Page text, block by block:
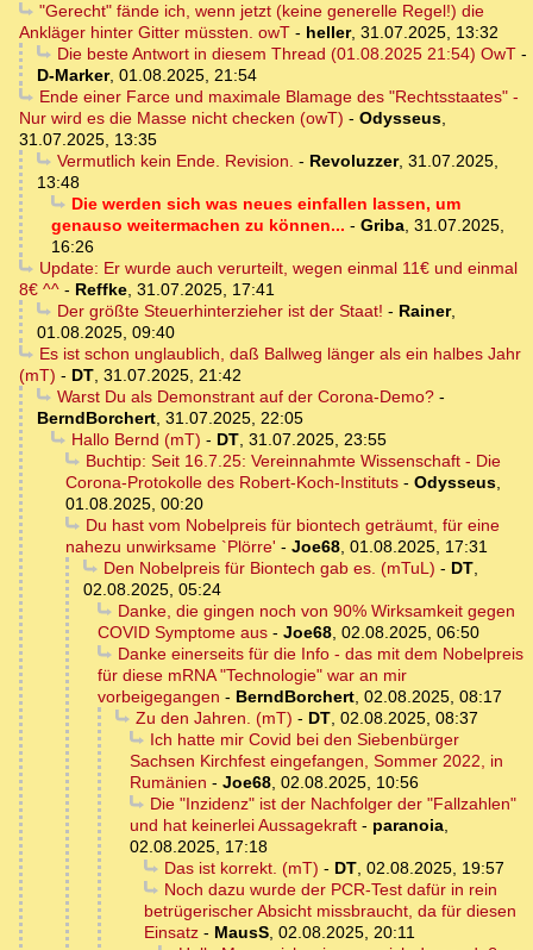
"Gerecht" fände ich, wenn jetzt (keine generelle Regel!) die
Ankläger hinter Gitter müssten. owT - heller, 31.07.2025, 13:32
Die beste Antwort in diesem Thread (01.08.2025 21:54) OwT-
D-Marker, 01.08.2025, 21:54
Ende einer Farce und maximale Blamage des "Rechtsstaates" -
Nur wird es die Masse nicht checken (owT) - Odysseus,
31.07.2025, 13:35
Vermutlich kein Ende. Revision. - Revoluzzer, 31.07.2025,
13:48
Die werden sich was neues einfallen lassen, um
genauso weitermachen zu können... - Griba, 31.07.2025,
16:26
Update: Er wurde auch verurteilt, wegen einmal 11€ und einmal
8€ ^^ - Reffke, 31.07.2025, 17:41
Der größte Steuerhinterzieher ist der Staat! - Rainer,
01.08.2025, 09:40
Es ist schon unglaublich, daß Ballweg länger als ein halbes Jahr
(mT) - DT, 31.07.2025, 21:42
Warst Du als Demonstrant auf der Corona-Demo?-
BerndBorchert, 31.07.2025, 22:05
Hallo Bernd (mT) - DT, 31.07.2025, 23:55
Buchtip: Seit 16.7.25: Vereinnahmte Wissenschaft - Die
Corona-Protokolle des Robert-Koch-Instituts - Odysseus,
01.08.2025, 00:20
Du hast vom Nobelpreis für biontech geträumt, für eine
nahezu unwirksame `Plörre' - Joe68, 01.08.2025, 17:31
Den Nobelpreis für Biontech gab es. (mTuL) - DT,
02.08.2025, 05:24
Danke, die gingen noch von 90% Wirksamkeit gegen
COVID Symptome aus - Joe68, 02.08.2025, 06:50
Danke einerseits für die Info - das mit dem Nobelpreis
für diese mRNA "Technologie" war an mir
vorbeigegangen - BerndBorchert, 02.08.2025, 08:17
Zu den Jahren. (mT) - DT, 02.08.2025, 08:37
Ich hatte mir Covid bei den Siebenbürger
Sachsen Kirchfest eingefangen, Sommer 2022, in
Rumänien - Joe68, 02.08.2025, 10:56
Die "Inzidenz" ist der Nachfolger der "Fallzahlen"
und hat keinerlei Aussagekraft - paranoia,
02.08.2025, 17:18
Das ist korrekt. (mT) - DT, 02.08.2025, 19:57
Noch dazu wurde der PCR-Test dafür in rein
betrügerischer Absicht missbraucht, da für diesen
Einsatz - MausS, 02.08.2025, 20:11